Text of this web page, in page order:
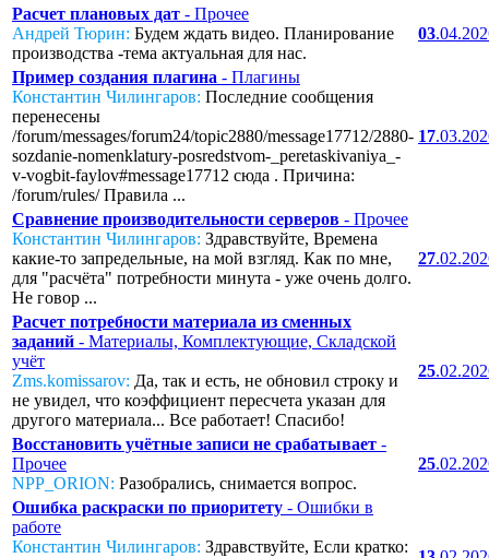
Расчет плановых дат - Прочее
Андрей Тюрин: Будем ждать видео. Планирование
производства -тема актуальная для нас.
03
Пример создания плагина - Плагины
Константин Чилингаров: Последние сообщения
перенесены
/forum/messages/forum24/topic2880/message17712/2880-
sozdanie-nomenklatury-posredstvom-_peretaskivaniya_-
v-vogbit-faylov#message17712 сюда . Причина:
/forum/rules/ Правила ...
17
Сравнение производительности серверов - Прочее
Константин Чилингаров: Здравствуйте, Времена
какие-то запредельные, на мой взгляд. Как по мне,
для "расчёта" потребности минута - уже очень долго.
Не говор ...
27
Расчет потребности материала из сменных
заданий - Материалы, Комплектующие, Складской
учёт
Zms.komissarov: Да, так и есть, не обновил строку и
не увидел, что коэффициент пересчета указан для
другого материала... Все работает! Спасибо!
25
Восстановить учётные записи не срабатывает -
Прочее
NPP_ORION: Разобрались, снимается вопрос.
25
Ошибка раскраски по приоритету - Ошибки в
работе
Константин Чилингаров: Здравствуйте, Если кратко: